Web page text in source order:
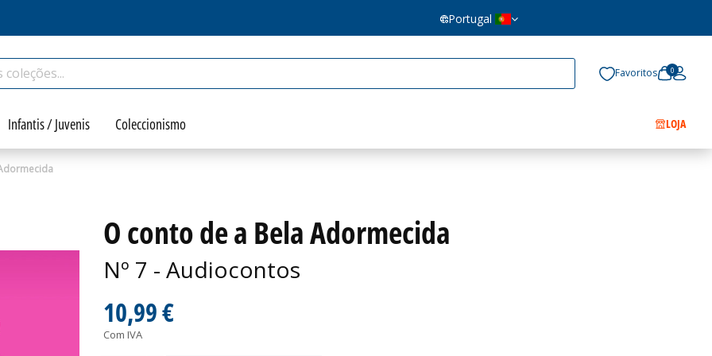
Portugal
Favoritos 0
Infantis / Juvenis Coleccionismo LOJA
O conto de a Bela Adormecida
Nº 7 - Audiocontos
10,99 €
Com IVA